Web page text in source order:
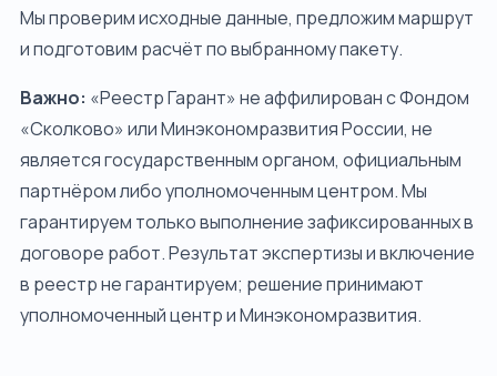
Мы проверим исходные данные, предложим маршрут
и подготовим расчёт по выбранному пакету.
Важно: «Реестр Гарант» не аффилирован с Фондом
«Сколково» или Минэкономразвития России, не
является государственным органом, официальным
партнёром либо уполномоченным центром. Мы
гарантируем только выполнение зафиксированных в
договоре работ. Результат экспертизы и включение
в реестр не гарантируем; решение принимают
уполномоченный центр и Минэкономразвития.